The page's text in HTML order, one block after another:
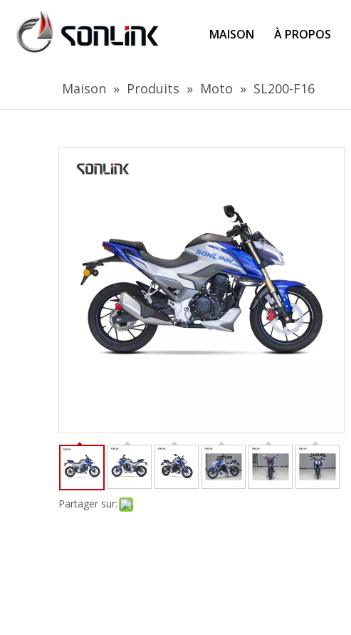
MAISON À PROPOS
Maison » Produits » Moto » SL200-F16
Partager sur: